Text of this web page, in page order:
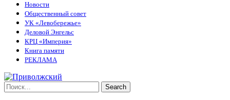
Новости
Общественный совет
УК «Левобережье»
Деловой Энгельс
КРЦ «Империя»
Книга памяти
РЕКЛАМА